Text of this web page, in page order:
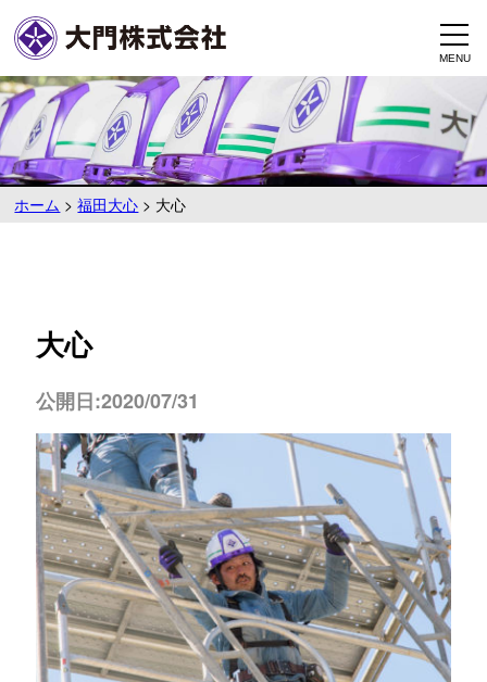
ホーム >福田大心 > 大心
大心
公開日:2020/07/31